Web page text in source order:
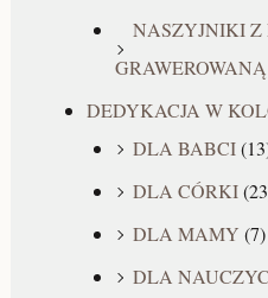
NASZYJNIKI Z
GRAWEROWANĄ
DEDYKACJA W
DLA BABCI
DLA CÓRKI
DLA MAMY (7)
DLA